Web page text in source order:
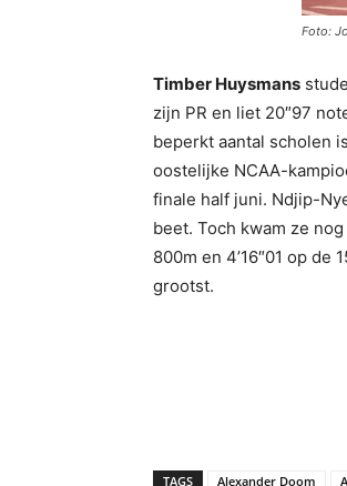
Foto:
Timber Huysmans
zijn PR en liet 20″97
beperkt aantal scholen
oostelijke NCAA-
finale half juni. Ndjip-
beet. Toch kwam ze
800m en 4’16″01 op
grootst.
TAGS Alexander Doom